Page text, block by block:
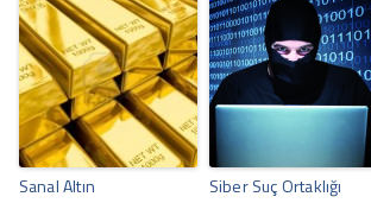
Sanal Altın Siber Suç Ortaklığı